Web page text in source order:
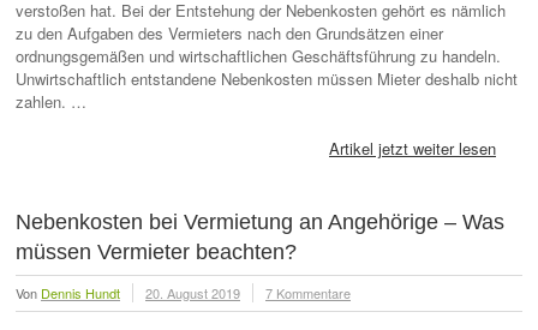
verstoßen hat. Bei der Entstehung der Nebenkosten gehört es nämlich
zu den Aufgaben des Vermieters nach den Grundsätzen einer
ordnungsgemäßen und wirtschaftlichen Geschäftsführung zu handeln.
Unwirtschaftlich entstandene Nebenkosten müssen Mieter deshalb nicht
zahlen. …
Artikel jetzt weiter lesen
Nebenkosten bei Vermietung an Angehörige – Was
müssen Vermieter beachten?
Von Dennis Hundt 20. August 2019 7 Kommentare